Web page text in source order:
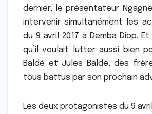
dernier, le présentateur
intervenir simultanément les
du 9 avril 2017 à Demba Diop.
qu’il voulait lutter aussi bien
Baldé et Jules Baldé, des
tous battus par son prochain
Les deux protagonistes du 9